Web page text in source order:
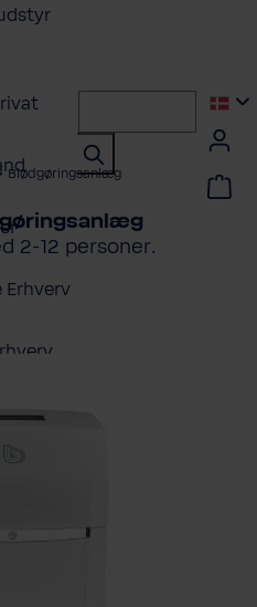
Erhverv
Blødgøringsanlæg
2-12 personer.